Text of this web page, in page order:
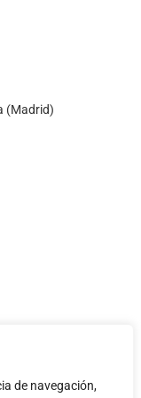
de navegación,
(Madrid)